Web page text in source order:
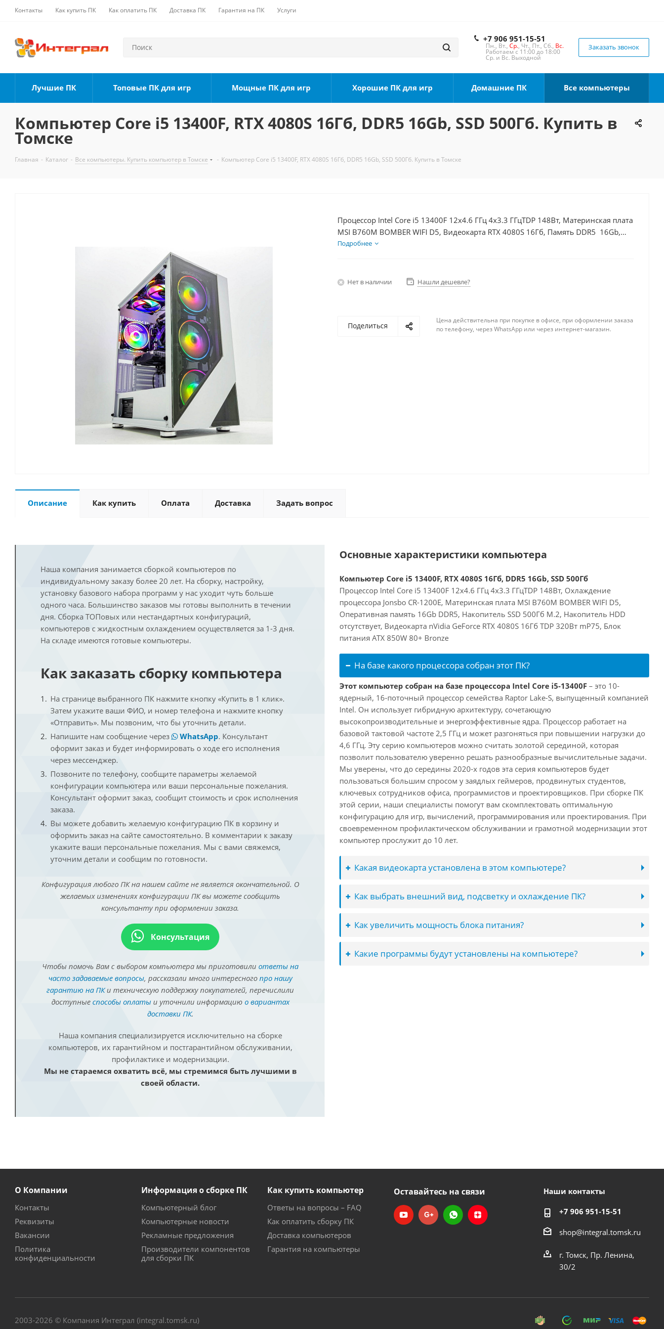
Контакты Как купить ПК Как оплатить ПК Доставка ПК Гарантия на ПК Услуги
+7 906 951-15-51
Пн., Вт., Ср., Чт., Пт., Сб., Вс.
Работаем с 11:00 до 18:00
Ср. и Вс. Выходной
Заказать звонок
Лучшие ПК Топовые ПК для игр Мощные ПК для игр Хорошие ПК для игр Домашние ПК Все компьютеры
Компьютер Core i5 13400F, RTX 4080S 16Гб, DDR5 16Gb, SSD 500Гб. Купить в
Томске
Главная - Каталог - Все компьютеры. Купить компьютер в Томске - Компьютер Core i5 13400F, RTX 4080S 16Гб, DDR5 16Gb, SSD 500Гб. Купить в Томске
Процессор Intel Core i5 13400F 12x4.6 ГГц 4x3.3 ГГцTDP 148Вт, Материнская плата
MSI B760M BOMBER WIFI D5, Видеокарта RTX 4080S 16Гб, Память DDR5 16Gb,
Диски SSD 500Гб, БП 850Вт
Подробнее
Нет в наличии Нашли дешевле?
Поделиться
Цена действительна при покупке в офисе, при оформлении заказа
по телефону, через WhatsApp или через интернет-магазин.
Описание Как купить Оплата Доставка Задать вопрос
Наша компания занимается сборкой компьютеров по
индивидуальному заказу более 20 лет. На сборку, настройку,
установку базового набора программ у нас уходит чуть больше
одного часа. Большинство заказов мы готовы выполнить в течении
дня. Сборка ТОПовых или нестандартных конфигураций,
компьютеров с жидкостным охлаждением осуществляется за 1-3 дня.
На складе имеются готовые компьютеры.
Как заказать сборку компьютера
На странице выбранного ПК нажмите кнопку «Купить в 1 клик».
Затем укажите ваши ФИО, и номер телефона и нажмите кнопку
«Отправить». Мы позвоним, что бы уточнить детали.
Напишите нам сообщение через
WhatsApp. Консультант
оформит заказ и будет информировать о ходе его исполнения
через мессенджер.
Позвоните по телефону, сообщите параметры желаемой
конфигурации компьютера или ваши персональные пожелания.
Консультант оформит заказ, сообщит стоимость и срок исполнения
заказа.
Вы можете добавить желаемую конфигурацию ПК в корзину и
оформить заказ на сайте самостоятельно. В комментарии к заказу
укажите ваши персональные пожелания. Мы с вами свяжемся,
уточним детали и сообщим по готовности.
Конфигурация любого ПК на нашем сайте не является окончательной. О
желаемых изменениях конфигурации ПК вы можете сообщить
консультанту при оформлении заказа.
Консультация
Чтобы помочь Вам с выбором компьютера мы приготовили ответы на
часто задаваемые вопросы, рассказали много интересного про нашу
гарантию на ПКи техническую поддержку покупателей, перечислили
доступные способы оплатыи уточнили информацию о вариантах
доставки ПК.
Наша компания специализируется исключительно на сборке
компьютеров, их гарантийном и постгарантийном обслуживании,
профилактике и модернизации.
Мы не стараемся охватить всё, мы стремимся быть лучшими в
своей области.
Основные характеристики компьютера
Компьютер Core i5 13400F, RTX 4080S 16Гб, DDR5 16Gb, SSD 500Гб
Процессор Intel Core i5 13400F 12x4.6 ГГц 4x3.3 ГГцTDP 148Вт, Охлаждение
процессора Jonsbo CR-1200E, Материнская плата MSI B760M BOMBER WIFI D5,
Оперативная память 16Gb DDR5, Накопитель SSD 500Гб M.2, Накопитель HDD
отсутствует, Видеокарта nVidia GeForce RTX 4080S 16Гб TDP 320Вт mP75, Блок
питания ATX 850W 80+ Bronze
На базе какого процессора собран этот ПК?
Этот компьютер собран на базе процессора Intel Core i5-13400F – это 10-
ядерный, 16-поточный процессор семейства Raptor Lake-S, выпущенный компанией
Intel. Он использует гибридную архитектуру, сочетающую
высокопроизводительные и энергоэффективные ядра. Процессор работает на
базовой тактовой частоте 2,5 ГГц и может разгоняться при повышении нагрузки до
4,6 ГГц. Эту серию компьютеров можно считать золотой серединой, которая
позволит пользователю уверенно решать разнообразные вычислительные задачи.
Мы уверены, что до середины 2020-х годов эта серия компьютеров будет
пользоваться большим спросом у заядлых геймеров, продвинутых студентов,
ключевых сотрудников офиса, программистов и проектировщиков. При сборке ПК
этой серии, наши специалисты помогут вам скомплектовать оптимальную
конфигурацию для игр, вычислений, программирования или проектирования. При
своевременном профилактическом обслуживании и грамотной модернизации этот
компьютер прослужит до 10 лет.
Какая видеокарта установлена в этом компьютере?
Как выбрать внешний вид, подсветку и охлаждение ПК?
Как увеличить мощность блока питания?
Какие программы будут установлены на компьютере?
О Компании
Контакты
Реквизиты
Вакансии
Политика
конфиденциальности
Информация о сборке ПК
Компьютерный блог
Компьютерные новости
Рекламные предложения
Производители компонентов
для сборки ПК
Как купить компьютер
Ответы на вопросы – FAQ
Как оплатить сборку ПК
Доставка компьютеров
Гарантия на компьютеры
Оставайтесь на связи Наши контакты
+7 906 951-15-51
shop@integral.tomsk.ru
г. Томск, Пр. Ленина,
30/2
2003-2026 © Компания Интеграл (integral.tomsk.ru)